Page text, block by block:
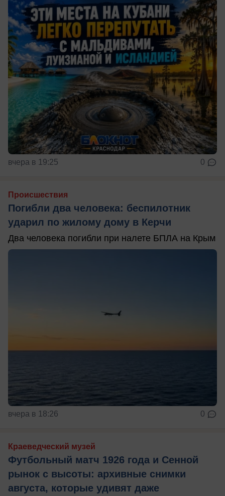
вчера в 19:25 0
Происшествия
Погибли два человека: беспилотник
ударил по жилому дому в Керчи
Два человека погибли при налете БПЛА на Крым
вчера в 18:26 0
Краеведческий музей
Футбольный матч 1926 года и Сенной
рынок с высоты: архивные снимки
августа, которые удивят даже